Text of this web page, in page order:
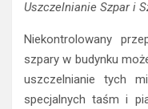
Uszczelnianie Szpar i
Niekontrolowany
szpary w budynku
uszczelnianie tych
specjalnych taśm i